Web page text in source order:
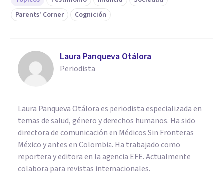
Parents' Corner
Cognición
Laura Panqueva Otálora
Periodista
Laura Panqueva Otálora es periodista especializada en
temas de salud, género y derechos humanos. Ha sido
directora de comunicación en Médicos Sin Fronteras
México y antes en Colombia. Ha trabajado como
reportera y editora en la agencia EFE. Actualmente
colabora para revistas internacionales.